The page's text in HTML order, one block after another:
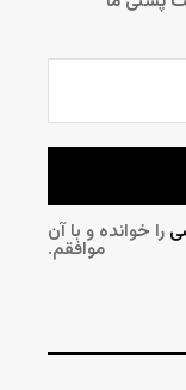
را خوانده و با آن
موافقم.